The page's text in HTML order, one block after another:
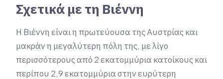
Σχετικά με τη Βιέννη
Η Βιέννη είναι η πρωτεύουσα της Αυστρίας και
μακράν η μεγαλύτερη πόλη της, με λίγο
περισσότερους από 2 εκατομμύρια κατοίκους και
περίπου 2,9 εκατομμύρια στην ευρύτερη